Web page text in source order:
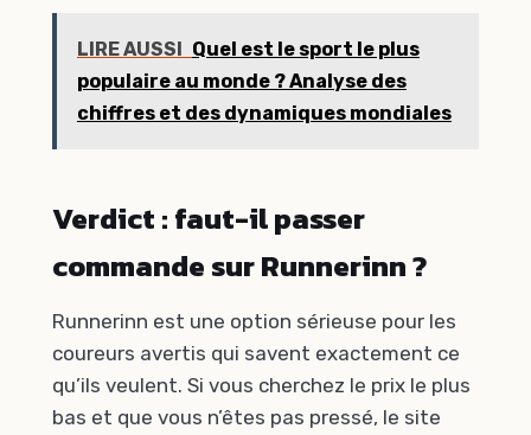
LIRE AUSSI Quel est le sport le plus
populaire au monde ? Analyse des
chiffres et des dynamiques mondiales
Verdict : faut-il passer
commande sur Runnerinn ?
Runnerinn est une option sérieuse pour les
coureurs avertis qui savent exactement ce
qu’ils veulent. Si vous cherchez le prix le plus
bas et que vous n’êtes pas pressé, le site